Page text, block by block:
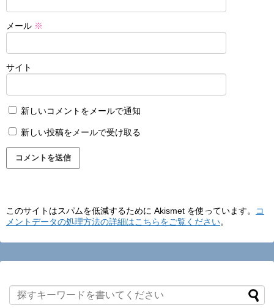
メール ※
サイト
新しいコメントをメールで通知
新しい投稿をメールで受け取る
このサイトはスパムを低減するために Akismet を使っています。
コ
メントデータの処理方法の詳細はこちらをご覧ください。